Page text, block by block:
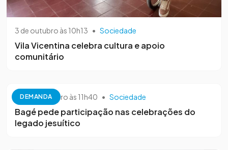
3 de outubro às 10h13 • Sociedade
Vila Vicentina celebra cultura e apoio
comunitário
DEMANDA
26 de setembro às 11h40 • Sociedade
Bagé pede participação nas celebrações do
legado jesuítico